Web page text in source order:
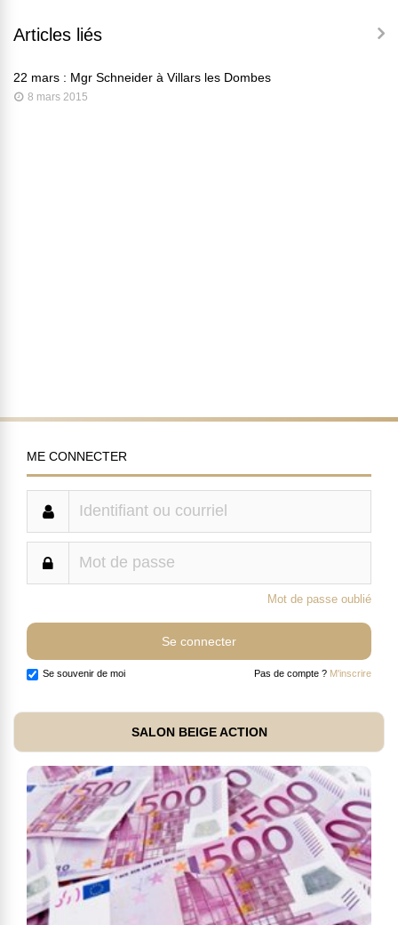
Articles liés
22 mars : Mgr Schneider à Villars les Dombes
8 mars 2015
ME CONNECTER
Mot de passe oublié
Se souvenir de moi Pas de compte ? M'inscrire
SALON BEIGE ACTION